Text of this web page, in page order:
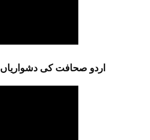
Urdu Journalism اردو صحافت کی دشواریاں